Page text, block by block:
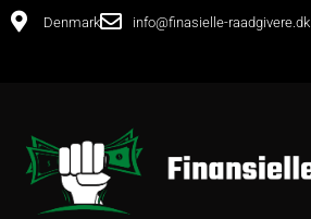
Denmark info@finasielle-raadgivere.dk